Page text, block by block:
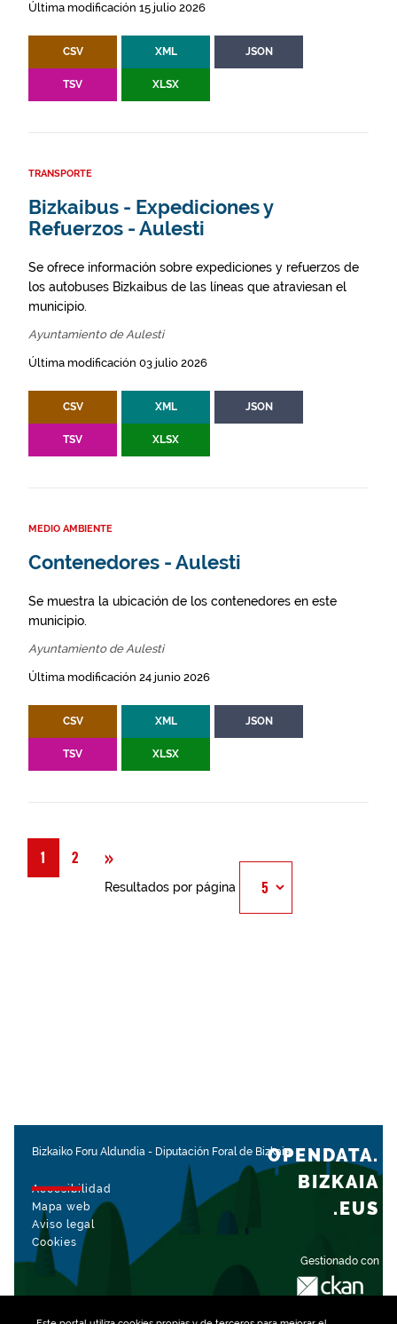
Última modificación 15 julio 2026
CSV XML JSON
TSV XLSX
TRANSPORTE
Bizkaibus - Expediciones y
Refuerzos - Aulesti
Se ofrece información sobre expediciones y refuerzos de
los autobuses Bizkaibus de las líneas que atraviesan el
municipio.
Ayuntamiento de Aulesti
Última modificación 03 julio 2026
CSV XML JSON
TSV XLSX
MEDIO AMBIENTE
Contenedores - Aulesti
Se muestra la ubicación de los contenedores en este
municipio.
Ayuntamiento de Aulesti
Última modificación 24 junio 2026
CSV XML JSON
TSV XLSX
1 2 »
Resultados por página
Bizkaiko Foru Aldundia - Diputación Foral de Bizkaia
Accesibilidad
Mapa web
Aviso legal
Cookies
Gestionado con
OPENDATA.
BIZKAIA
.EUS